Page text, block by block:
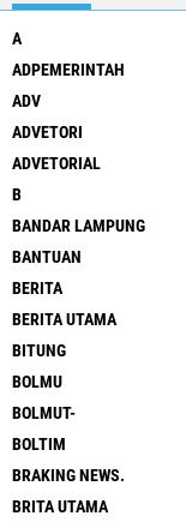
A
ADPEMERINTAH
ADV
ADVETORI
ADVETORIAL
B
BANDAR LAMPUNG
BANTUAN
BERITA
BERITA UTAMA
BITUNG
BOLMU
BOLMUT-
BOLTIM
BRAKING NEWS.
BRITA UTAMA